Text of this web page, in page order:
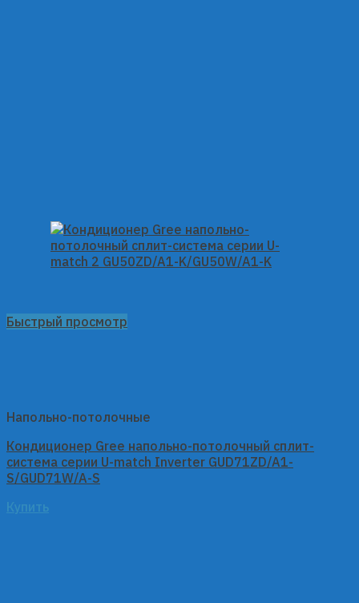
Быстрый просмотр
Напольно-потолочные
Кондиционер Gree напольно-потолочный сплит-
система серии U-match Inverter GUD71ZD/A1-
S/GUD71W/A-S
Купить